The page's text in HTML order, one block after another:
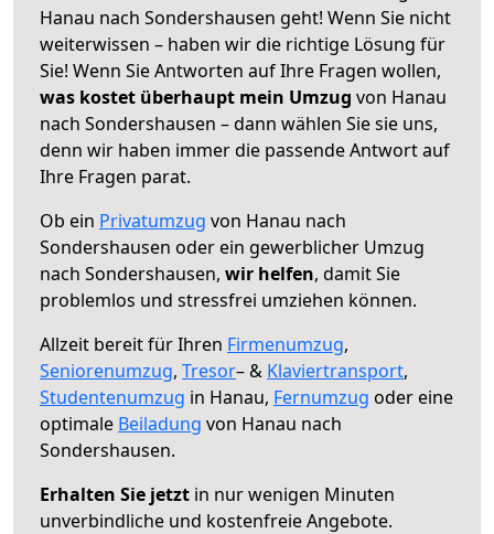
Hanau nach Sondershausen geht! Wenn Sie nicht
weiterwissen – haben wir die richtige Lösung für
Sie! Wenn Sie Antworten auf Ihre Fragen wollen,
was kostet überhaupt mein Umzug von Hanau
nach Sondershausen – dann wählen Sie sie uns,
denn wir haben immer die passende Antwort auf
Ihre Fragen parat.
Ob ein Privatumzug von Hanau nach
Sondershausen oder ein gewerblicher Umzug
nach Sondershausen, wir helfen, damit Sie
problemlos und stressfrei umziehen können.
Allzeit bereit für Ihren Firmenumzug,
Seniorenumzug, Tresor– & Klaviertransport,
Studentenumzug in Hanau, Fernumzug oder eine
optimale Beiladung von Hanau nach
Sondershausen.
Erhalten Sie jetzt in nur wenigen Minuten
unverbindliche und kostenfreie Angebote.